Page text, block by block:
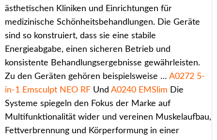
ästhetischen Kliniken und Einrichtungen für
medizinische Schönheitsbehandlungen. Die Geräte
sind so konstruiert, dass sie eine stabile
Energieabgabe, einen sicheren Betrieb und
konsistente Behandlungsergebnisse gewährleisten.
Zu den Geräten gehören beispielsweise … A0272 5-
in-1 Emsculpt NEO RF Und A0240 EMSlim Die
Systeme spiegeln den Fokus der Marke auf
Multifunktionalität wider und vereinen Muskelaufbau,
Fettverbrennung und Körperformung in einer